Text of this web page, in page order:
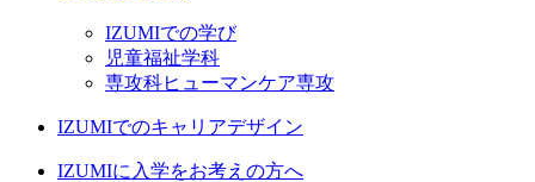
IZUMIでの学び
児童福祉学科
専攻科ヒューマンケア専攻
IZUMIでのキャリアデザイン
IZUMIに入学をお考えの方へ